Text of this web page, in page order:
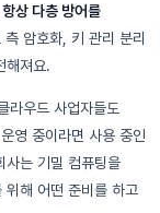
항상 다층 방어를
암호화, 키 관리 분리
해져요.
라우드 사업자들도
영 중이라면 사용 중인
사는 기밀 컴퓨팅을
위해 어떤 준비를 하고